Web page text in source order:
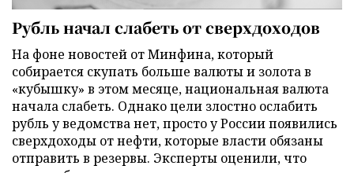
Рубль начал слабеть от сверхдоходов
На фоне новостей от Минфина, который
собирается скупать больше валюты и золота в
«кубышку» в этом месяце, национальная валюта
начала слабеть. Однако цели злостно ослабить
рубль у ведомства нет, просто у России появились
сверхдоходы от нефти, которые власти обязаны
отправить в резервы. Эксперты оценили, что